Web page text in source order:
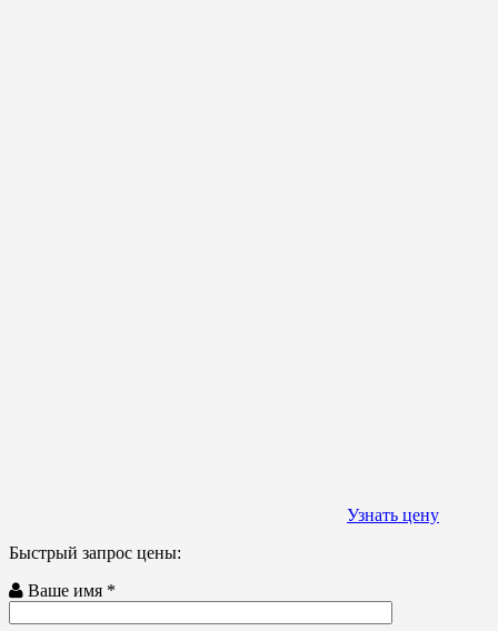
Узнать цену
Быстрый запрос цены:
Ваше имя *